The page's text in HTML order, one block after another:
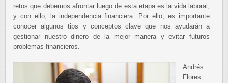
retos que debemos afrontar luego de esta etapa es la vida laboral,
y con ello, la independencia financiera. Por ello, es importante
conocer algunos tips y conceptos clave que nos ayudarán a
gestionar nuestro dinero de la mejor manera y evitar futuros
problemas financieros.
Andrés
Flores